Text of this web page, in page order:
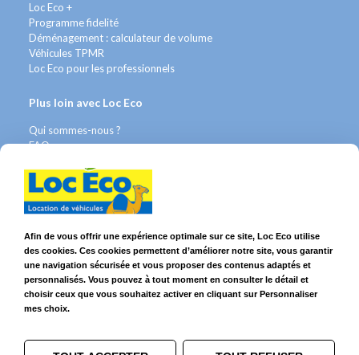
Loc Eco +
Programme fidelité
Déménagement : calculateur de volume
Véhicules TPMR
Loc Eco pour les professionnels
Plus loin avec Loc Eco
Qui sommes-nous ?
FAQ
Nous recrutons
Avis Clients
Franchises & Assurances
Conditions Générales
Données personnelles
Mentions Légales
Cookies
Afin de vous offrir une expérience optimale sur ce site, Loc Eco utilise
des cookies. Ces cookies permettent d’améliorer notre site, vous garantir
une navigation sécurisée et vous proposer des contenus adaptés et
personnalisés. Vous pouvez à tout moment en consulter le détail et
choisir ceux que vous souhaitez activer en cliquant sur Personnaliser
mes choix.